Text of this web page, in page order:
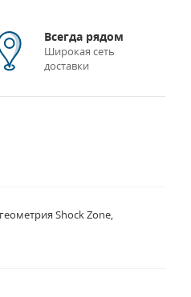
Всегда рядом
Широкая сеть
доставки
Shock Zone,